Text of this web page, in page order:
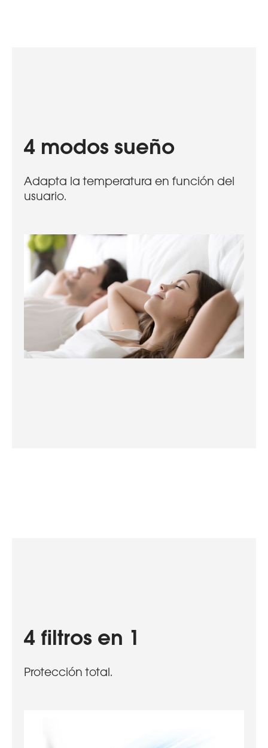
4 modos sueño
Adapta la temperatura en función del
usuario.
4 filtros en 1
Protección total.